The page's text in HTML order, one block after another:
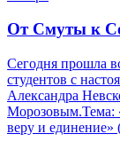
От Смуты к
Сегодня прошла
студентов с
Александра
Морозовым.Тема:
веру и единение»